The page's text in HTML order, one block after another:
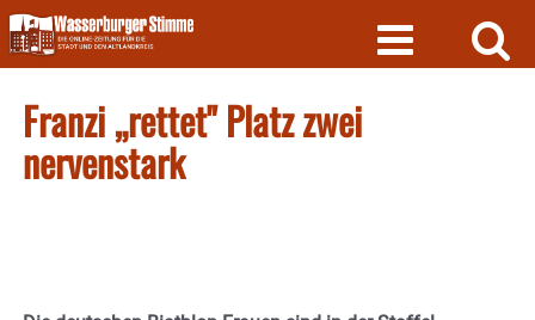
Skip
to
content
Franzi „rettet" Platz zwei
nervenstark